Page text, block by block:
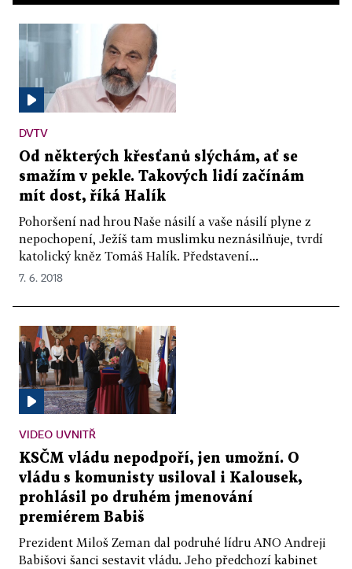
DVTV
Od některých křesťanů slýchám, ať se
smažím v pekle. Takových lidí začínám
mít dost, říká Halík
Pohoršení nad hrou Naše násilí a vaše násilí plyne z
nepochopení, Ježíš tam muslimku neznásilňuje, tvrdí
katolický kněz Tomáš Halík. Představení...
7. 6. 2018
VIDEO UVNITŘ
KSČM vládu nepodpoří, jen umožní. O
vládu s komunisty usiloval i Kalousek,
prohlásil po druhém jmenování
premiérem Babiš
Prezident Miloš Zeman dal podruhé lídru ANO Andreji
Babišovi šanci sestavit vládu. Jeho předchozí kabinet